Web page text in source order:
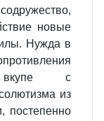
новые
Нужда в
вкупе с
из
постепенно